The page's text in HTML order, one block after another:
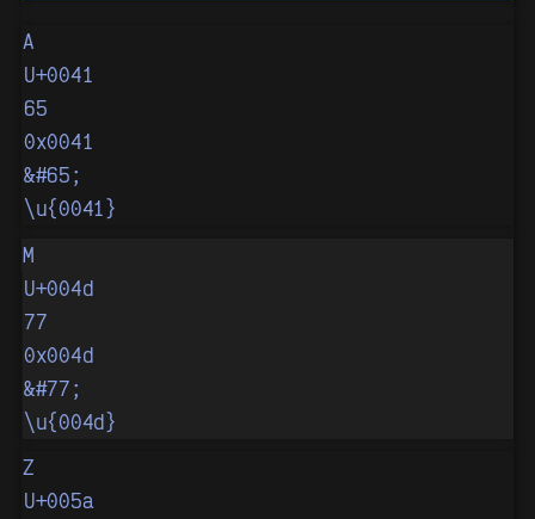
A
U+0041
65
0x0041
&#65;
\u{0041}
M
U+004d
77
0x004d
&#77;
\u{004d}
Z
U+005a